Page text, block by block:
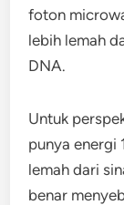
foton
lebih lemah
DNA.
Untuk
punya energi
lemah dari
benar